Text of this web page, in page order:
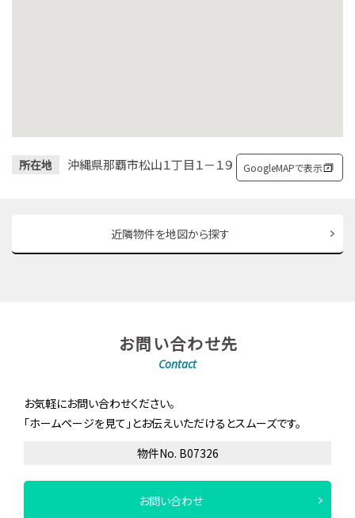
所在地 沖縄県那覇市松山１丁目１－１９ GoogleMAPで表示
近隣物件を地図から探す
お問い合わせ先
Contact
お気軽にお問い合わせください。
「ホームページを見て」とお伝えいただけるとスムーズです。
物件No. B07326
お問い合わせ